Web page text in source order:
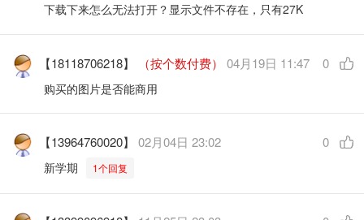
下载下来怎么无法打开？显示文件不存在，只有27K
【18118706218】 （按个数付费） 04月19日 11:47 0
购买的图片是否能商用
【13964760020】02月04日 23:02 0
新学期 1个回复